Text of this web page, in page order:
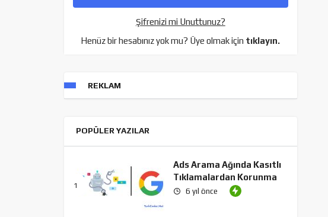
Şifrenizi mi Unuttunuz?
Henüz bir hesabınız yok mu? Üye olmak için tıklayın.
REKLAM
POPÜLER YAZILAR
Ads Arama Ağında Kasıtlı
Tıklamalardan Korunma
6 yıl önce